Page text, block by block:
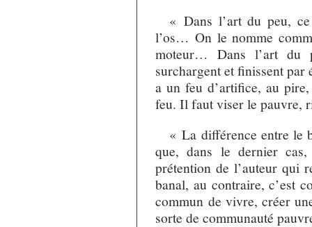
« Dans l’art du peu,
l’os… On le nomme
moteur… Dans l’art du
surchargent et finissent
a un feu d’artifice, au
feu. Il faut viser le pauvre,
« La différence entre le
que, dans le dernier
prétention de l’auteur qui
banal, au contraire, c’est
commun de vivre, créer
sorte de communauté